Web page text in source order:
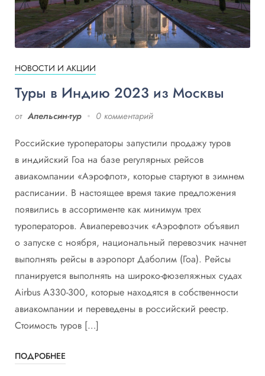
НОВОСТИ И АКЦИИ
Туры в Индию 2023 из Москвы
от Апельсин-тур 0 комментарий
Российские туроператоры запустили продажу туров
в индийский Гоа на базе регулярных рейсов
авиакомпании «Аэрофлот», которые стартуют в зимнем
расписании. В настоящее время такие предложения
появились в ассортименте как минимум трех
туроператоров. Авиаперевозчик «Аэрофлот» объявил
о запуске с ноября, национальный перевозчик начнет
выполнять рейсы в аэропорт Даболим (Гоа). Рейсы
планируется выполнять на широко-фюзеляжных судах
Airbus A330-300, которые находятся в собственности
авиакомпании и переведены в российский реестр.
Стоимость туров […]
ПОДРОБНЕЕ